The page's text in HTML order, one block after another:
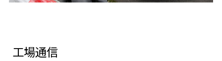
工場通信